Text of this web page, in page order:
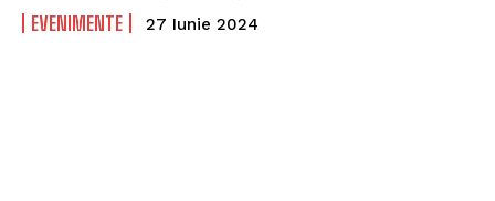
EVENIMENTE 27 Iunie 2024